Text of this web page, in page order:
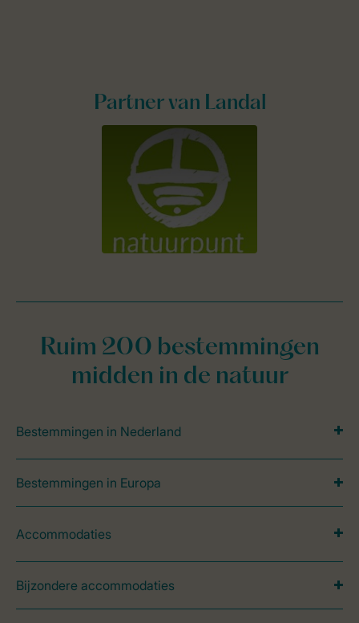
Partner van Landal
Ruim 200 bestemmingen
midden in de natuur
Bestemmingen in Nederland
Bestemmingen in Europa
Accommodaties
Bijzondere accommodaties